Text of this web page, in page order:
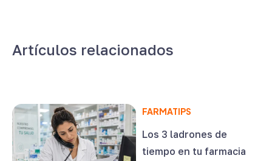
Artículos relacionados
FARMATIPS
Los 3 ladrones de
tiempo en tu farmacia